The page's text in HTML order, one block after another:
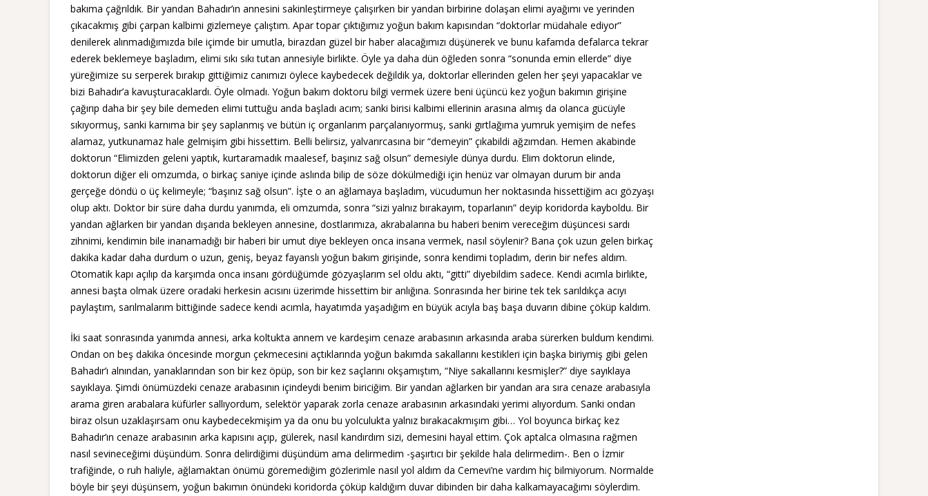
bakıma çağrıldık. Bir yandan Bahadır’ın annesini sakinleştirmeye çalışırken bir yandan birbirine dolaşan elimi ayağımı ve yerinden
çıkacakmış gibi çarpan kalbimi gizlemeye çalıştım. Apar topar çıktığımız yoğun bakım kapısından “doktorlar müdahale ediyor”
denilerek alınmadığımızda bile içimde bir umutla, birazdan güzel bir haber alacağımızı düşünerek ve bunu kafamda defalarca tekrar
ederek beklemeye başladım, elimi sıkı sıkı tutan annesiyle birlikte. Öyle ya daha dün öğleden sonra “sonunda emin ellerde” diye
yüreğimize su serperek bırakıp gittiğimiz canımızı öylece kaybedecek değildik ya, doktorlar ellerinden gelen her şeyi yapacaklar ve
bizi Bahadır’a kavuşturacaklardı. Öyle olmadı. Yoğun bakım doktoru bilgi vermek üzere beni üçüncü kez yoğun bakımın girişine
çağırıp daha bir şey bile demeden elimi tuttuğu anda başladı acım; sanki birisi kalbimi ellerinin arasına almış da olanca gücüyle
sıkıyormuş, sanki karnıma bir şey saplanmış ve bütün iç organlarım parçalanıyormuş, sanki gırtlağıma yumruk yemişim de nefes
alamaz, yutkunamaz hale gelmişim gibi hissettim. Belli belirsiz, yalvarırcasına bir “demeyin” çıkabildi ağzımdan. Hemen akabinde
doktorun “Elimizden geleni yaptık, kurtaramadık maalesef, başınız sağ olsun” demesiyle dünya durdu. Elim doktorun elinde,
doktorun diğer eli omzumda, o birkaç saniye içinde aslında bilip de söze dökülmediği için henüz var olmayan durum bir anda
gerçeğe döndü o üç kelimeyle; “başınız sağ olsun”. İşte o an ağlamaya başladım, vücudumun her noktasında hissettiğim acı gözyaşı
olup aktı. Doktor bir süre daha durdu yanımda, eli omzumda, sonra “sizi yalnız bırakayım, toparlanın” deyip koridorda kayboldu. Bir
yandan ağlarken bir yandan dışarıda bekleyen annesine, dostlarımıza, akrabalarına bu haberi benim vereceğim düşüncesi sardı
zihnimi, kendimin bile inanamadığı bir haberi bir umut diye bekleyen onca insana vermek, nasıl söylenir? Bana çok uzun gelen birkaç
dakika kadar daha durdum o uzun, geniş, beyaz fayanslı yoğun bakım girişinde, sonra kendimi topladım, derin bir nefes aldım.
Otomatik kapı açılıp da karşımda onca insanı gördüğümde gözyaşlarım sel oldu aktı, “gitti” diyebildim sadece. Kendi acımla birlikte,
annesi başta olmak üzere oradaki herkesin acısını üzerimde hissettim bir anlığına. Sonrasında her birine tek tek sarıldıkça acıyı
paylaştım, sarılmalarım bittiğinde sadece kendi acımla, hayatımda yaşadığım en büyük acıyla baş başa duvarın dibine çöküp kaldım.
İki saat sonrasında yanımda annesi, arka koltukta annem ve kardeşim cenaze arabasının arkasında araba sürerken buldum kendimi.
Ondan on beş dakika öncesinde morgun çekmecesini açtıklarında yoğun bakımda sakallarını kestikleri için başka biriymiş gibi gelen
Bahadır’ı alnından, yanaklarından son bir kez öpüp, son bir kez saçlarını okşamıştım, “Niye sakallarını kesmişler?” diye sayıklaya
sayıklaya. Şimdi önümüzdeki cenaze arabasının içindeydi benim biriciğim. Bir yandan ağlarken bir yandan ara sıra cenaze arabasıyla
arama giren arabalara küfürler sallıyordum, selektör yaparak zorla cenaze arabasının arkasındaki yerimi alıyordum. Sanki ondan
biraz olsun uzaklaşırsam onu kaybedecekmişim ya da onu bu yolculukta yalnız bırakacakmışım gibi… Yol boyunca birkaç kez
Bahadır’ın cenaze arabasının arka kapısını açıp, gülerek, nasıl kandırdım sizi, demesini hayal ettim. Çok aptalca olmasına rağmen
nasıl sevineceğimi düşündüm. Sonra delirdiğimi düşündüm ama delirmedim -şaşırtıcı bir şekilde hala delirmedim-. Ben o İzmir
trafiğinde, o ruh haliyle, ağlamaktan önümü göremediğim gözlerimle nasıl yol aldım da Cemevi’ne vardım hiç bilmiyorum. Normalde
böyle bir şeyi düşünsem, yoğun bakımın önündeki koridorda çöküp kaldığım duvar dibinden bir daha kalkamayacağımı söylerdim.